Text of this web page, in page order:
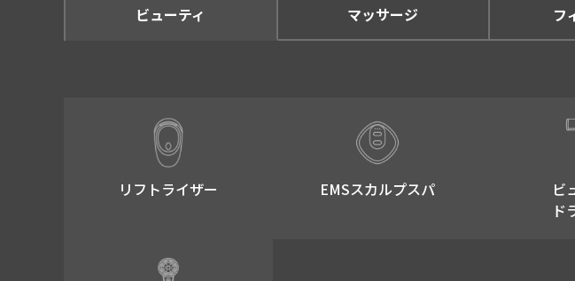
ビューティ マッサージ フ
リフトライザー​ EMSスカルプスパ​
ビ
ド